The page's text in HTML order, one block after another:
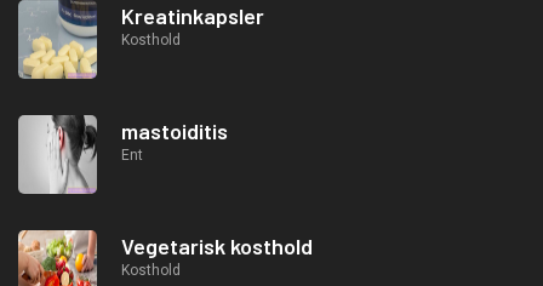
Kreatinkapsler
Kosthold
mastoiditis
Ent
Vegetarisk kosthold
Kosthold